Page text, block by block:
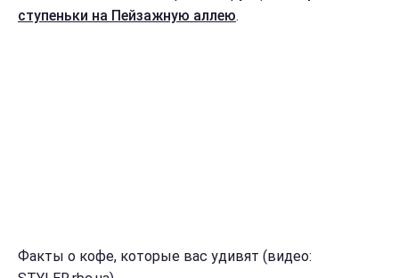
ступеньки на Пейзажную аллею.
Факты о кофе, которые вас удивят (видео: